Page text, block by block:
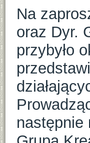
Na
oraz Dyr.
przybyło
następnie